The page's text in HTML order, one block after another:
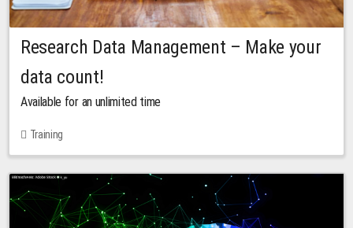
Research Data Management – Make your
data count!
Available for an unlimited time
Training